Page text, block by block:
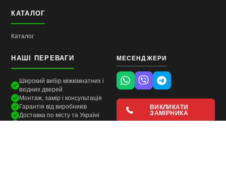
КАТАЛОГ
Каталог
НАШІ ПЕРЕВАГИ
Широкий вибір міжкімнатних і
вхідних дверей
Монтаж, замір і консультація
Гарантія від виробників
Доставка по місту та Україні
МЕСЕНДЖЕРИ
ВИКЛИКАТИ
ЗАМІРНИКА